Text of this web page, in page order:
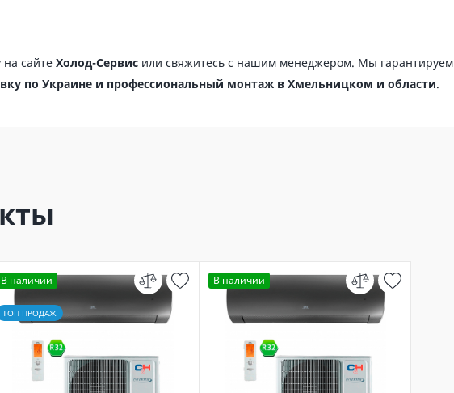
на сайте Холод-Сервис или свяжитесь с нашим менеджером. Мы гарантируем
по Украине и профессиональный монтаж в Хмельницком и области.
В наличии
ТОП ПРОДАЖ
В наличии